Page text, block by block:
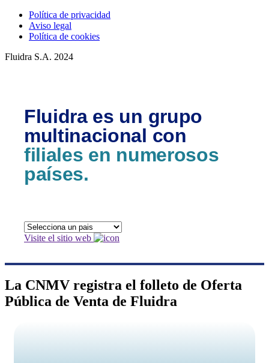
Política de privacidad
Aviso legal
Política de cookies
Fluidra S.A. 2024
Fluidra es un grupo
multinacional con
filiales en numerosos
países.
Visite el sitio web
La CNMV registra el folleto de Oferta
Pública de Venta de Fluidra